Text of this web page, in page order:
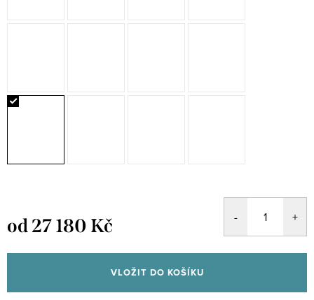
od27 180 Kč
cena:
VLOŽIT DO KOŠÍKU